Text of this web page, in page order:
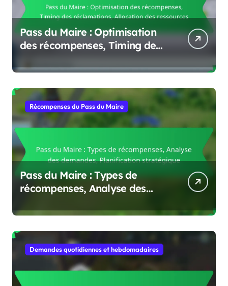
Pass du Maire : Optimisation
des récompenses, Timing des
ressources
Récompenses du Pass du Maire
Pass du Maire : Types de
récompenses, Analyse des
stratégique
Demandes quotidiennes et hebdomadaires